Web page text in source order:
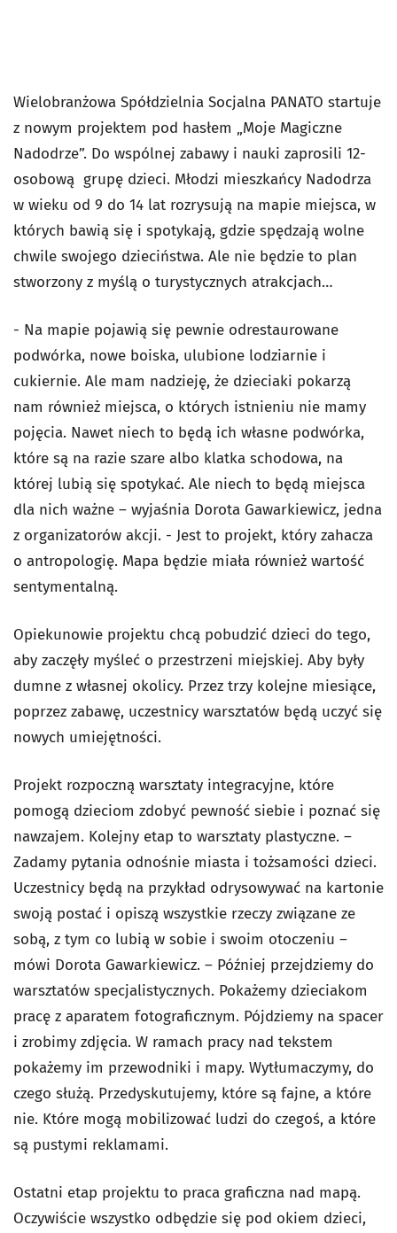
Wielobranżowa Spółdzielnia Socjalna PANATO startuje
z nowym projektem pod hasłem „Moje Magiczne
Nadodrze”. Do wspólnej zabawy i nauki zaprosili 12-
osobową grupę dzieci. Młodzi mieszkańcy Nadodrza
w wieku od 9 do 14 lat rozrysują na mapie miejsca, w
których bawią się i spotykają, gdzie spędzają wolne
chwile swojego dzieciństwa. Ale nie będzie to plan
stworzony z myślą o turystycznych atrakcjach…
- Na mapie pojawią się pewnie odrestaurowane
podwórka, nowe boiska, ulubione lodziarnie i
cukiernie. Ale mam nadzieję, że dzieciaki pokarzą
nam również miejsca, o których istnieniu nie mamy
pojęcia. Nawet niech to będą ich własne podwórka,
które są na razie szare albo klatka schodowa, na
której lubią się spotykać. Ale niech to będą miejsca
dla nich ważne – wyjaśnia Dorota Gawarkiewicz, jedna
z organizatorów akcji. - Jest to projekt, który zahacza
o antropologię. Mapa będzie miała również wartość
sentymentalną.
Opiekunowie projektu chcą pobudzić dzieci do tego,
aby zaczęły myśleć o przestrzeni miejskiej. Aby były
dumne z własnej okolicy. Przez trzy kolejne miesiące,
poprzez zabawę, uczestnicy warsztatów będą uczyć się
nowych umiejętności.
Projekt rozpoczną warsztaty integracyjne, które
pomogą dzieciom zdobyć pewność siebie i poznać się
nawzajem. Kolejny etap to warsztaty plastyczne. –
Zadamy pytania odnośnie miasta i tożsamości dzieci.
Uczestnicy będą na przykład odrysowywać na kartonie
swoją postać i opiszą wszystkie rzeczy związane ze
sobą, z tym co lubią w sobie i swoim otoczeniu –
mówi Dorota Gawarkiewicz. – Później przejdziemy do
warsztatów specjalistycznych. Pokażemy dzieciakom
pracę z aparatem fotograficznym. Pójdziemy na spacer
i zrobimy zdjęcia. W ramach pracy nad tekstem
pokażemy im przewodniki i mapy. Wytłumaczymy, do
czego służą. Przedyskutujemy, które są fajne, a które
nie. Które mogą mobilizować ludzi do czegoś, a które
są pustymi reklamami.
Ostatni etap projektu to praca graficzna nad mapą.
Oczywiście wszystko odbędzie się pod okiem dzieci,